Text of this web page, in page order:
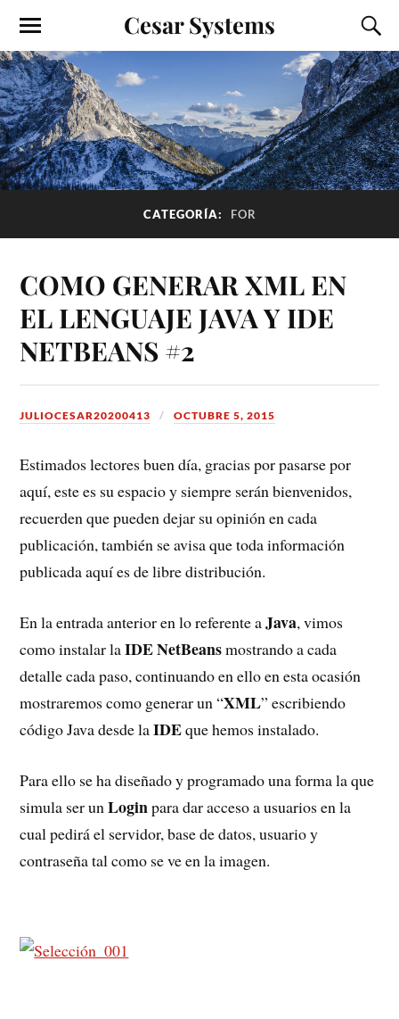
Cesar Systems
CATEGORÍA: FOR
COMO GENERAR XML EN
EL LENGUAJE JAVA Y IDE
NETBEANS #2
JULIOCESAR20200413 OCTUBRE 5, 2015
Estimados lectores buen día, gracias por pasarse por
aquí, este es su espacio y siempre serán bienvenidos,
recuerden que pueden dejar su opinión en cada
publicación, también se avisa que toda información
publicada aquí es de libre distribución.
En la entrada anterior en lo referente aJava, vimos
como instalar laIDENetBeansmostrando a cada
detalle cada paso, continuando en ello en esta ocasión
mostraremos como generar un “XML” escribiendo
código Java desde laIDEque hemos instalado.
Para ello se ha diseñado y programado una forma la que
simula ser unLoginpara dar acceso a usuarios en la
cual pedirá el servidor, base de datos, usuario y
contraseña tal como se ve en la imagen.